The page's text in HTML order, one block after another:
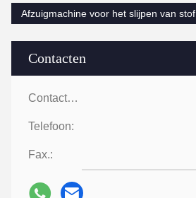
Contacten
Contacten:
Telefoon:
Fax.:
Afzuigmachine voor het slijpen van stof